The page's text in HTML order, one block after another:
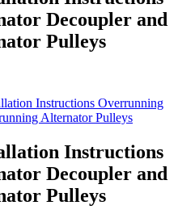
Decoupler and
Pulleys
Instructions
Decoupler and
Pulleys